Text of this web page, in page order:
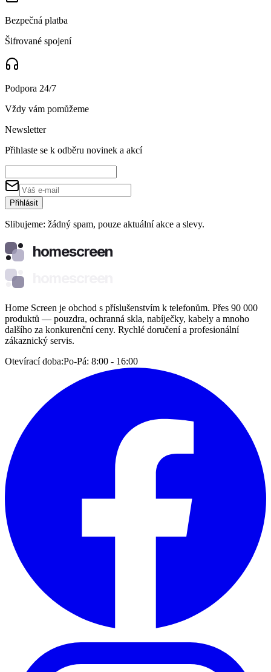
Bezpečná platba
Šifrované spojení
Podpora 24/7
Vždy vám pomůžeme
Newsletter
Přihlaste se k odběru novinek a akcí
Přihlásit
Slibujeme: žádný spam, pouze aktuální akce a slevy.
homescreen
Home Screen je obchod s příslušenstvím k telefonům. Přes 90 000
produktů — pouzdra, ochranná skla, nabíječky, kabely a mnoho
dalšího za konkurenční ceny. Rychlé doručení a profesionální
zákaznický servis.
Otevírací doba:Po-Pá: 8:00 - 16:00